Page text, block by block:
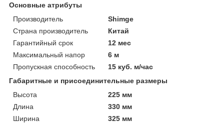
Основные атрибуты
Производитель
Shimge
Страна производитель
Китай
Гарантийный срок
12 мес
Максимальный напор
6 м
Пропускная способность
15 куб. м/час
Габаритные и присоединительные размеры
Высота
225 мм
Длина
330 мм
Ширина
325 мм